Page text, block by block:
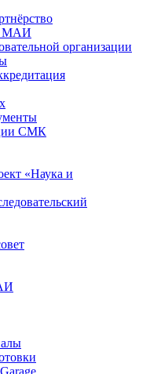
МАИ
организации
СМК
«Наука и